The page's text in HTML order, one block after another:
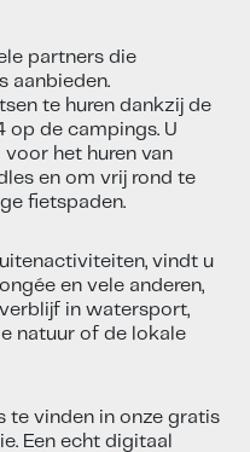
partners die
aanbieden.
te huren dankzij de
op de campings. U
het huren van
en om vrij rond te
fietspaden.
vindt u
en vele anderen,
in watersport,
natuur of de lokale
te vinden in onze gratis
Een echt digitaal